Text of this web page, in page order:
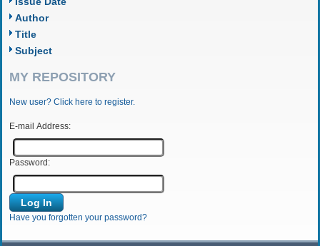
Author
Title
Subject
MY REPOSITORY
New user? Click here to register.
E-mail Address:
Password:
Have you forgotten your password?